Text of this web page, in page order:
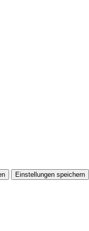
Einstellungen speichern